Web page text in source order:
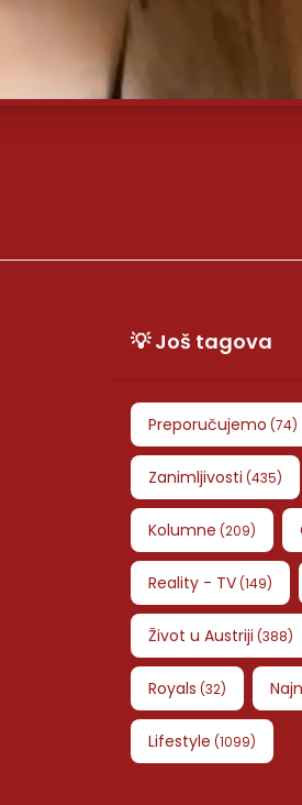
💡 Još tagova
Preporučujemo (74)
Zanimljivosti (435)
Kolumne (209)
Reality - TV(149)
Život u Austriji (388)
Royals (32)
Lifestyle (1099)